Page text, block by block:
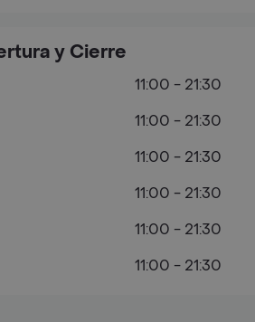
y Cierre
11:00 - 21:30
11:00 - 21:30
11:00 - 21:30
11:00 - 21:30
11:00 - 21:30
11:00 - 21:30